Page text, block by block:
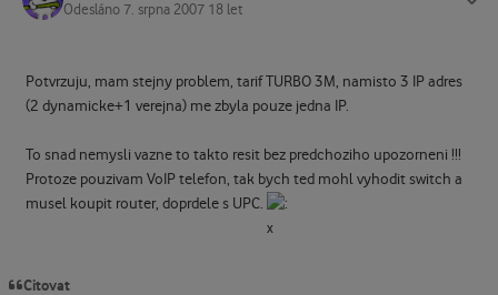
Odesláno 7. srpna 2007 18 let
Potvrzuju, mam stejny problem, tarif TURBO 3M, namisto 3 IP adres
(2 dynamicke+1 verejna) me zbyla pouze jedna IP.
To snad nemysli vazne to takto resit bez predchoziho upozorneni !!!
Protoze pouzivam VoIP telefon, tak bych ted mohl vyhodit switch a
musel koupit router, doprdele s UPC.
Citovat